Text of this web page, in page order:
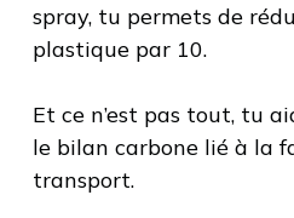
spray, tu permets de
plastique par 10.
Et ce n’est pas tout, tu
le bilan carbone lié à la
transport.